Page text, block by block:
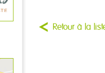
Retour à la